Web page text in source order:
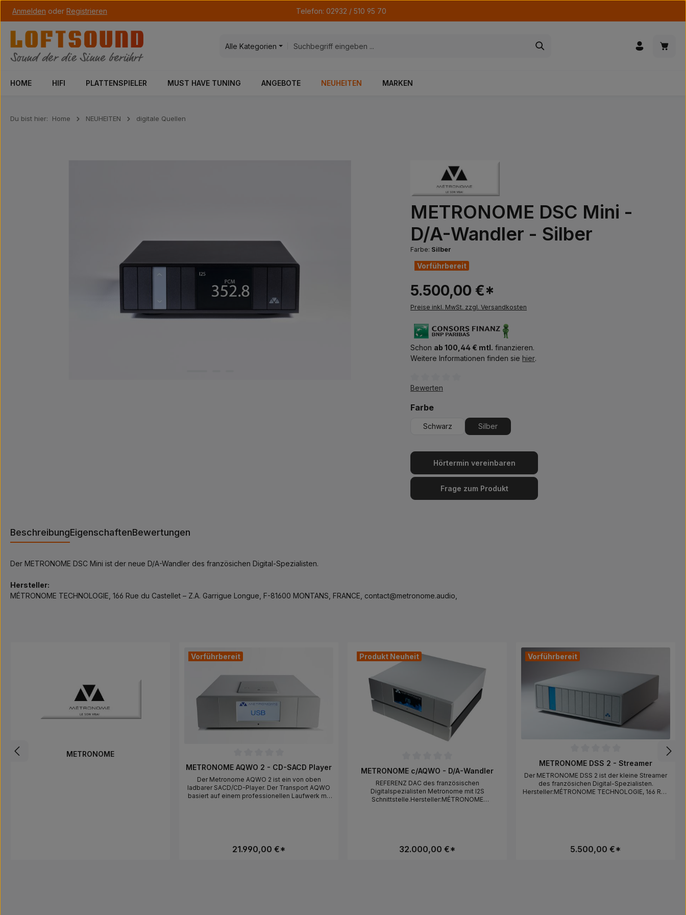
Hauptinhalt springen
Zur Suche springen
Zur Hauptnavigation springen
Anmelden oder Registrieren Telefon: 02932 / 510 95 70
Alle Kategorien
HOME HIFI PLATTENSPIELER MUST HAVE TUNING ANGEBOTE NEUHEITEN MARKEN
Du bist hier: Home NEUHEITEN digitale Quellen
METRONOME DSC Mini -
D/A-Wandler - Silber
Farbe: Silber
Vorführbereit
5.500,00 €*
Preise inkl. MwSt. zzgl. Versandkosten
Schon ab 100,44 € mtl. finanzieren.
Weitere Informationen finden sie hier.
Durchschnittliche Bewertung von 0 von 5 Sternen
Bewerten
Farbeauswählen
Schwarz Silber
Hörtermin vereinbaren
Frage zum Produkt
BeschreibungEigenschaftenBewertungen
Der METRONOME DSC Mini ist der neue D/A-Wandler des französichen Digital-Spezialisten.
Hersteller:
MÉTRONOME TECHNOLOGIE, 166 Rue du Castellet – Z.A. Garrigue Longue, F-81600 MONTANS, FRANCE, contact@metronome.audio,
METRONOME
Vorführbereit
Durchschnittliche Bewertung von 0 von 5 Sternen
METRONOME AQWO 2 - CD-SACD Player
Der Metronome AQWO 2 ist ein von oben
ladbarer SACD/CD-Player. Der Transport AQWO
basiert auf einem professionellen Laufwerk mit
AKM AK4497 Chips. Der AQWO verarbeitet DSD
x8 in nativer Form bis zu 512 kHz. Er kombiniert
21.990,00 €*
Produkt Neuheit
Durchschnittliche Bewertung von 0 von 5 Sternen
METRONOME c/AQWO - D/A-Wandler
REFERENZ DAC des französischen
Digitalspezialisten Metronome mit I2S
Schnittstelle.Hersteller:MÉTRONOME
32.000,00 €*
Vorführbereit
Durchschnittliche Bewertung von 0 von 5
METRONOME DSS 2 - Streamer
Der METRONOME DSS 2 ist der kleine Streamer
des französichen Digital-Spezialisten.
Hersteller:MÉTRONOME TECHNOLOGIE, 166 Rue
5.500,00 €*